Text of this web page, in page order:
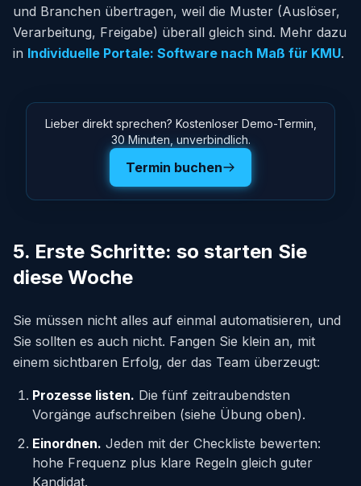
und Branchen übertragen, weil die Muster (Auslöser,
Verarbeitung, Freigabe) überall gleich sind. Mehr dazu
in Individuelle Portale: Software nach Maß für KMU.
Lieber direkt sprechen? Kostenloser Demo-Termin,
30 Minuten, unverbindlich.
Termin buchen
5. Erste Schritte: so starten Sie
diese Woche
Sie müssen nicht alles auf einmal automatisieren, und
Sie sollten es auch nicht. Fangen Sie klein an, mit
einem sichtbaren Erfolg, der das Team überzeugt:
Prozesse listen. Die fünf zeitraubendsten
Vorgänge aufschreiben (siehe Übung oben).
Einordnen. Jeden mit der Checkliste bewerten:
hohe Frequenz plus klare Regeln gleich guter
Kandidat.